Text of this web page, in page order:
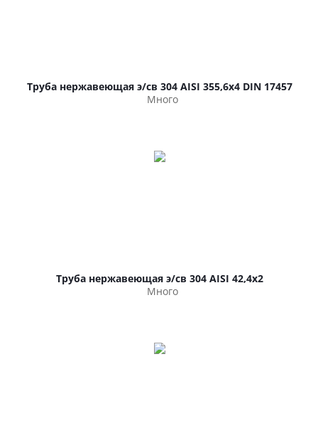
Труба нержавеющая э/св 304 AISI 355,6х4 DIN 17457
Много
Труба нержавеющая э/св 304 AISI 42,4х2
Много